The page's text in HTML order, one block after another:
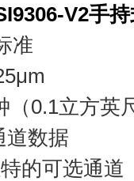
V2手
准
（0.1立方英
道数据
的可选通道